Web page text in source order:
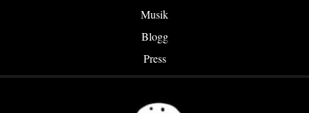
Pt.
Musik
Blogg
Press